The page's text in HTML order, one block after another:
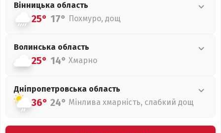
Вінницька область
25° 17° Похмуро, дощ
Волинська область
25° 14° Хмарно
Дніпропетровська область
36° 24° Мінлива хмарність, слабкий дощ